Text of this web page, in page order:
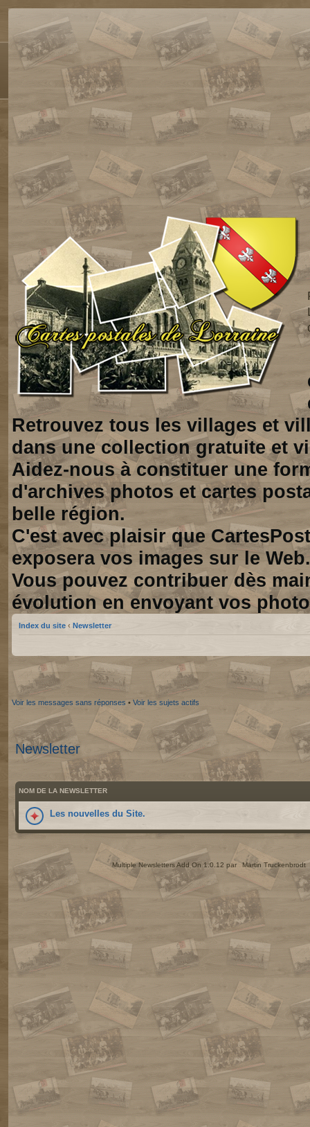
Retrouvez tous les villages et
dans une collection gratuite et
Aidez-nous à constituer une
d'archives photos et cartes
belle région.
C'est avec plaisir que
exposera vos images sur le Web.
Vous pouvez contribuer dès
évolution en envoyant vos
Index du site ‹ Newsletter
Voir les messages sans réponses • Voir les sujets actifs
Newsletter
NOM DE LA NEWSLETTER
Les nouvelles du Site.
Multiple Newsletters Add On 1.0.12 par Martin Truckenbrodt